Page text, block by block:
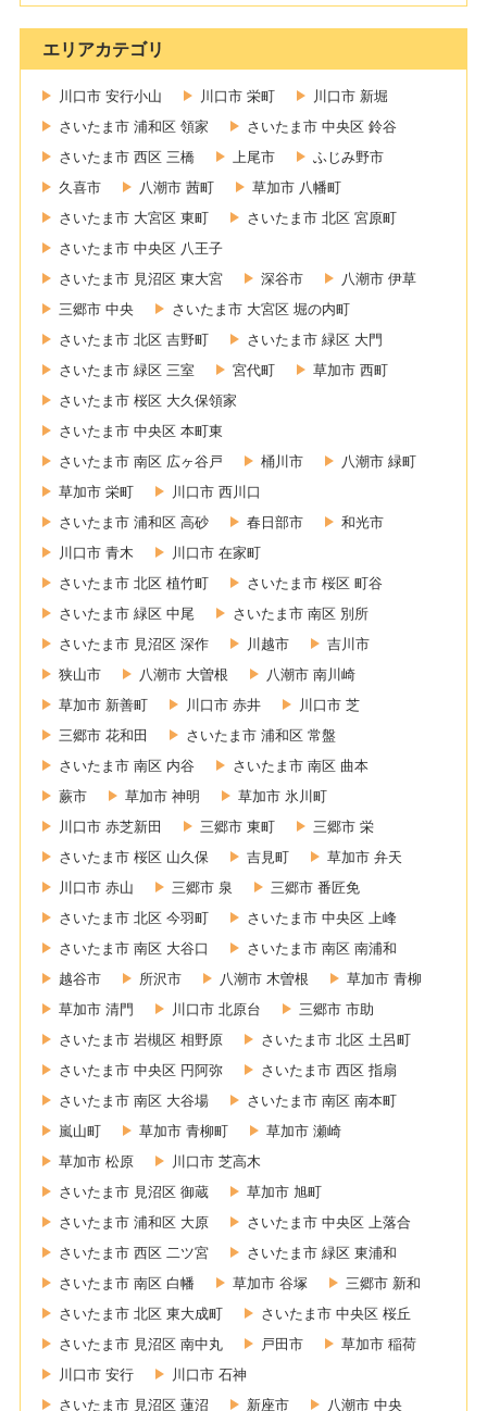
エリアカテゴリ
川口市 安行小山 川口市 栄町
川口市 新堀
さいたま市 浦和区 領家
さいたま市 中央区 鈴谷
さいたま市 西区 三橋
上尾市
ふじみ野市
久喜市
八潮市 茜町
草加市 八幡町
さいたま市 大宮区 東町
さいたま市 北区 宮原町
さいたま市 中央区 八王子
さいたま市 見沼区 東大宮
深谷市
八潮市 伊草
三郷市 中央
さいたま市 大宮区 堀の内町
さいたま市 北区 吉野町
さいたま市 緑区 大門
さいたま市 緑区 三室
宮代町
草加市 西町
さいたま市 桜区 大久保領家
さいたま市 中央区 本町東
さいたま市 南区 広ヶ谷戸
桶川市
八潮市 緑町
草加市 栄町
川口市 西川口
さいたま市 浦和区 高砂
春日部市
和光市
川口市 青木
川口市 在家町
さいたま市 北区 植竹町
さいたま市 桜区 町谷
さいたま市 緑区 中尾
さいたま市 南区 別所
さいたま市 見沼区 深作
川越市
吉川市
狭山市
八潮市 大曽根
八潮市 南川崎
草加市 新善町
川口市 赤井
川口市 芝
三郷市 花和田
さいたま市 浦和区 常盤
さいたま市 南区 内谷
さいたま市 南区 曲本
蕨市
草加市 神明
草加市 氷川町
川口市 赤芝新田
三郷市 東町
三郷市 栄
さいたま市 桜区 山久保
吉見町
草加市 弁天
川口市 赤山
三郷市 泉
三郷市 番匠免
さいたま市 北区 今羽町
さいたま市 中央区 上峰
さいたま市 南区 大谷口
さいたま市 南区 南浦和
越谷市
所沢市 八潮市 木曽根
草加市 青柳
草加市 清門
川口市 北原台
三郷市 市助
さいたま市 岩槻区 相野原
さいたま市 北区 土呂町
さいたま市 中央区 円阿弥
さいたま市 西区 指扇
さいたま市 南区 大谷場
さいたま市 南区 南本町
嵐山町
草加市 青柳町
草加市 瀬崎
草加市 松原
川口市 芝高木
さいたま市 見沼区 御蔵
草加市 旭町
さいたま市 浦和区 大原
さいたま市 中央区 上落合
さいたま市 西区 二ツ宮
さいたま市 緑区 東浦和
さいたま市 南区 白幡
草加市 谷塚
三郷市 新和
さいたま市 北区 東大成町
さいたま市 中央区 桜丘
さいたま市 見沼区 南中丸
戸田市
草加市 稲荷
川口市 安行
川口市 石神
さいたま市 見沼区 蓮沼
新座市
八潮市 中央